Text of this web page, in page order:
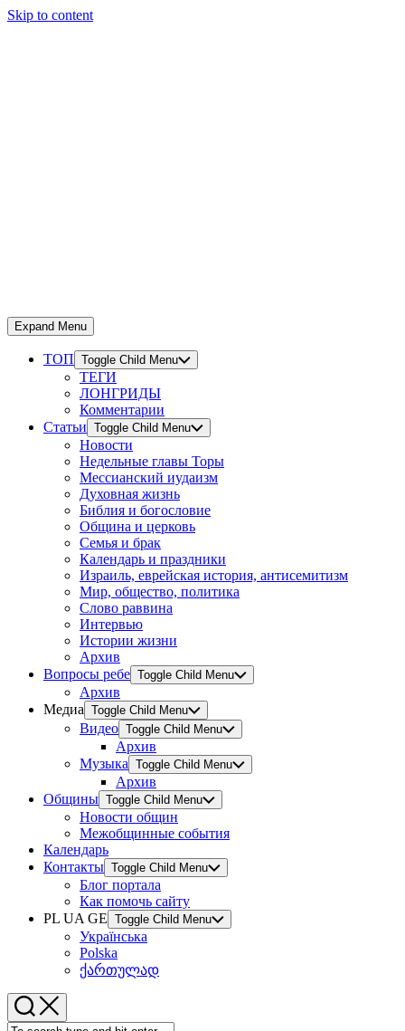
Skip to content
Expand Menu
ТОП Toggle Child Menu
ТЕГИ
ЛОНГРИДЫ
Комментарии
Статьи Toggle Child Menu
Новости
Недельные главы Торы
Мессианский иудаизм
Духовная жизнь
Библия и богословие
Община и церковь
Семья и брак
Календарь и праздники
Израиль, еврейская история, антисемитизм
Мир, общество, политика
Слово раввина
Интервью
Истории жизни
Архив
Вопросы ребе Toggle Child Menu
Архив
Медиа Toggle Child Menu
Видео Toggle Child Menu
Архив
Музыка Toggle Child Menu
Архив
Общины Toggle Child Menu
Новости общин
Межобщинные события
Календарь
Контакты Toggle Child Menu
Блог портала
Как помочь сайту
PL UA GE Toggle Child Menu
Українська
Polska
ქართულად